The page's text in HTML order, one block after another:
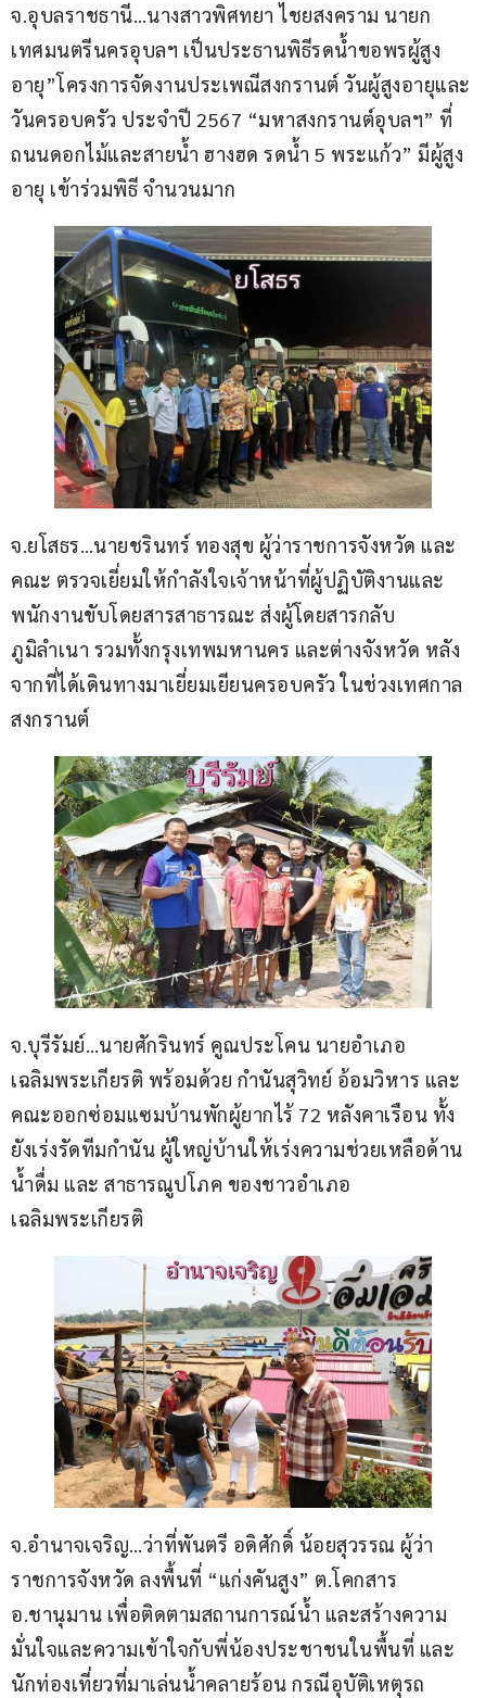
จ.อุบลราชธานี…นางสาวพิศทยา ไชยสงคราม นายก
เทศมนตรีนครอุบลฯ เป็นประธานพิธีรดน้ำขอพรผู้สูง
อายุ”โครงการจัดงานประเพณีสงกรานต์ วันผู้สูงอายุและ
วันครอบครัว ประจำปี 2567 “มหาสงกรานต์อุบลฯ” ที่
ถนนดอกไม้และสายน้ำ ฮางฮด รดน้ำ 5 พระแก้ว” มีผู้สูง
อายุ เข้าร่วมพิธี จำนวนมาก
จ.ยโสธร…นายชรินทร์ ทองสุข ผู้ว่าราชการจังหวัด และ
คณะ ตรวจเยี่ยมให้กำลังใจเจ้าหน้าที่ผู้ปฏิบัติงานและ
พนักงานขับโดยสารสาธารณะ ส่งผู้โดยสารกลับ
ภูมิลำเนา รวมทั้งกรุงเทพมหานคร และต่างจังหวัด หลัง
จากที่ได้เดินทางมาเยี่ยมเยียนครอบครัว ในช่วงเทศกาล
สงกรานต์
จ.บุรีรัมย์…นายศักรินทร์ คูณประโคน นายอำเภอ
เฉลิมพระเกียรติ พร้อมด้วย กำนันสุวิทย์ อ้อมวิหาร และ
คณะออกซ่อมแซมบ้านพักผู้ยากไร้ 72 หลังคาเรือน ทั้ง
ยังเร่งรัดทีมกำนัน ผู้ใหญ่บ้านให้เร่งความช่วยเหลือด้าน
น้ำดื่ม และ สาธารณูปโภค ของชาวอำเภอ
เฉลิมพระเกียรติ
จ.อำนาจเจริญ…ว่าที่พันตรี อดิศักดิ์ น้อยสุวรรณ ผู้ว่า
ราชการจังหวัด ลงพื้นที่ “แก่งคันสูง” ต.โคกสาร
อ.ชานุมาน เพื่อติดตามสถานการณ์น้ำ และสร้างความ
มั่นใจและความเข้าใจกับพี่น้องประชาชนในพื้นที่ และ
นักท่องเที่ยวที่มาเล่นน้ำคลายร้อน กรณีอุบัติเหตุรถ